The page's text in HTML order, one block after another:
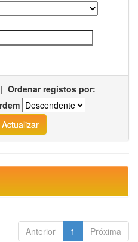
| Ordenar registos por:
Anterior 1 Próxima